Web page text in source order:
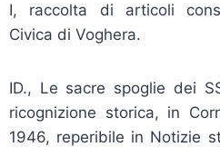
I, raccolta di articoli
Civica di Voghera.
ID., Le sacre spoglie dei
ricognizione storica, in
1946, reperibile in Notizie